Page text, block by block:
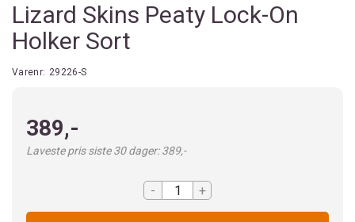
Lizard Skins Peaty Lock-On
Holker Sort
Varenr: 29226-S
389,-
Laveste pris siste 30 dager: 389,-
- +